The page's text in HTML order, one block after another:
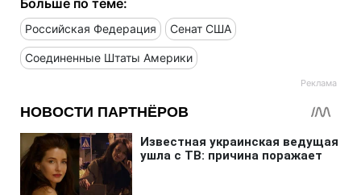
Российская Федерация Сенат США
Соединенные Штаты Америки